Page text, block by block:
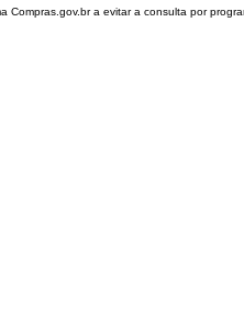
Compras.gov.br a evitar a consulta por